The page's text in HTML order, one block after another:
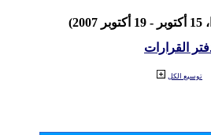
القرارات
توسيع الكل